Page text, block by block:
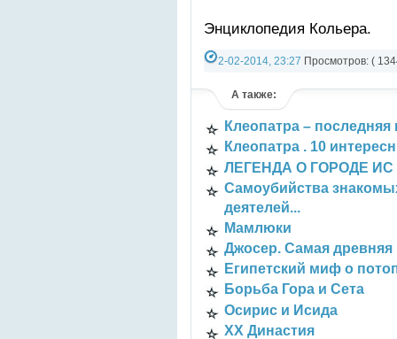
Энциклопедия Кольера.
2-02-2014, 23:27 Просмотров: (
А также:
Клеопатра –
Клеопатра . 10
ЛЕГЕНДА О ГОРОДЕ ИС
Самоубийства
деятелей...
Мамлюки
Джосер. Самая
Египетский миф о
Борьба Гора и Сета
Осирис и Исида
XX Династия